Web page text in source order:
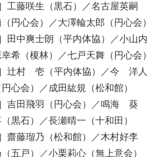
工藤咲生（黒石）／名古屋英嗣
円心会）／大澤輪太郎（円心会）
田中爽士朗（平内体協）／小山内
希（榎林）／七戸天舞（円心会）
辻村 壱（平内体協）／今 洋人
心会）／成田紘規（松和館）
吉田飛羽（円心会）／鳴海 葵
黒石）／長瀬晴一（十和田）
齋藤瑠乃（松和館）／木村好李
五戸）／小栗莉心（無上意会）